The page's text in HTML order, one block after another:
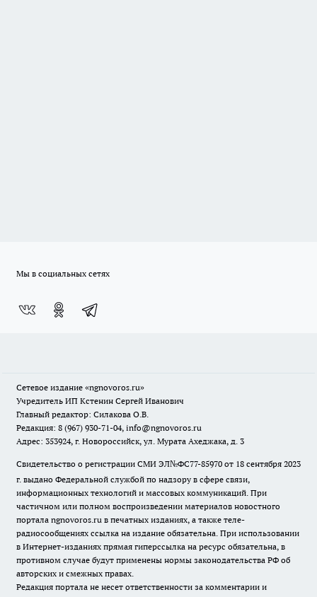
Мы в социальных сетях
Сетевое издание «ngnovoros.ru»
Учредитель ИП Кстенин Сергей Иванович
Главный редактор: Силакова О.В.
Редакция: 8 (967) 930-71-04, info@ngnovoros.ru
Адрес: 353924, г. Новороссийск, ул. Мурата Ахеджака, д. 3
Свидетельство о регистрации СМИ ЭЛ№ФС77-85970 от 18 сентября 2023
г. выдано Федеральной службой по надзору в сфере связи,
информационных технологий и массовых коммуникаций. При
частичном или полном воспроизведении материалов новостного
портала ngnovoros.ru в печатных изданиях, а также теле-
радиосообщениях ссылка на издание обязательна. При использовании
в Интернет-изданиях прямая гиперссылка на ресурс обязательна, в
противном случае будут применены нормы законодательства РФ об
авторских и смежных правах.
Редакция портала не несет ответственности за комментарии и